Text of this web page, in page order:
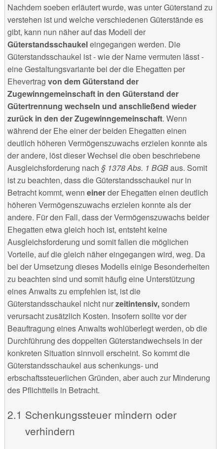
Nachdem soeben erläutert wurde, was unter Güterstand zu
verstehen ist und welche verschiedenen Güterstände es
gibt, kann nun näher auf das Modell der
Güterstandsschaukeleingegangen werden. Die
Güterstandsschaukel ist - wie der Name vermuten lässt -
eine Gestaltungsvariante bei der die Ehegatten per
Ehevertrag von dem Güterstand der
Zugewinngemeinschaft in den Güterstand der
Gütertrennung wechseln und anschließend wieder
zurück in den der Zugewinngemeinschaft. Wenn
während der Ehe einer der beiden Ehegatten einen
deutlich höheren Vermögenszuwachs erzielen konnte als
der andere, löst dieser Wechsel die oben beschriebene
Ausgleichsforderung nach § 1378 Abs. 1 BGBaus. Somit
ist zu beachten, dass die Güterstandsschaukel nur in
Betracht kommt, wenn einerder Ehegatten einen deutlich
höheren Vermögenszuwachs erzielen konnte als der
andere. Für den Fall, dass der Vermögenszuwachs beider
Ehegatten etwa gleich hoch ist, entsteht keine
Ausgleichsforderung und somit fallen die möglichen
Vorteile, auf die gleich näher eingegangen wird, weg. Da
bei der Umsetzung dieses Modells einige Besonderheiten
zu beachten sind und somit häufig eine Unterstützung
eines Anwalts zu empfehlen ist, ist die
Güterstandsschaukel nicht nurzeitintensiv,sondern
verursacht zusätzlich Kosten. Insofern sollte vor der
Beauftragung eines Anwalts wohlüberlegt werden, ob die
Durchführung des doppelten Güterstandwechsels in der
konkreten Situation sinnvoll erscheint. So kommt die
Güterstandsschaukel aus schenkungs- und
erbschaftssteuerlichen Gründen, aber auch zur Minderung
des Pflichtteils in Betracht.
Schenkungssteuer mindern oder
verhindern